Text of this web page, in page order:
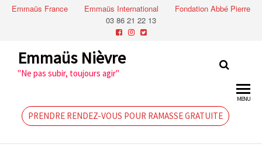
Emmaüs France Emmaüs International
Fondation Abbé Pierre
03 86 21 22 13
Emmaüs Nièvre
"Ne pas subir, toujours agir"
PRENDRE RENDEZ-VOUS POUR RAMASSE GRATUITE
MENU